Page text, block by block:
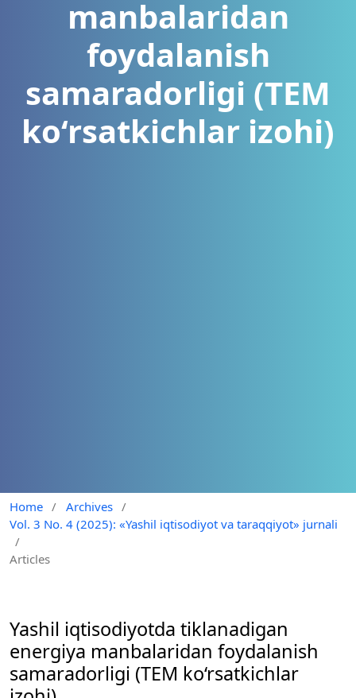
manbalaridan
foydalanish
samaradorligi (TEM
ko‘rsatkichlar izohi)
Home / Archives /
Vol. 3 No. 4 (2025): «Yashil iqtisodiyot va taraqqiyot» jurnali
/
Articles
Yashil iqtisodiyotda tiklanadigan
energiya manbalaridan foydalanish
samaradorligi (TEM ko‘rsatkichlar